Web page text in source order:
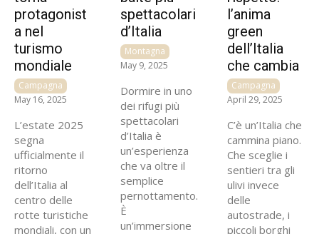
protagonist
a nel
turismo
mondiale
Campagna
May 16, 2025
L’estate 2025
segna
ufficialmente il
ritorno
dell’Italia al
centro delle
rotte turistiche
mondiali, con un
spettacolari
d’Italia
Montagna
May 9, 2025
Dormire in uno
dei rifugi più
spettacolari
d’Italia è
un’esperienza
che va oltre il
semplice
pernottamento.
È
un’immersione
l’anima
green
dell’Italia
che cambia
Campagna
April 29, 2025
C’è un’Italia che
cammina piano.
Che sceglie i
sentieri tra gli
ulivi invece
delle
autostrade, i
piccoli borghi